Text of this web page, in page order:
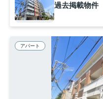
過去掲載物件
アパート